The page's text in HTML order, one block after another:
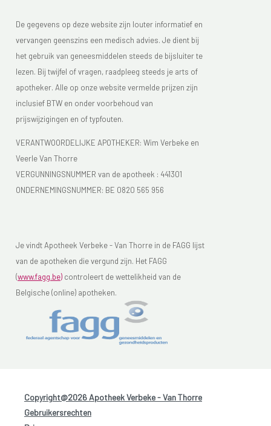
De gegevens op deze website zijn louter informatief en
vervangen geenszins een medisch advies. Je dient bij
het gebruik van geneesmiddelen steeds de bijsluiter te
lezen. Bij twijfel of vragen, raadpleeg steeds je arts of
apotheker. Alle op onze website vermelde prijzen zijn
inclusief BTW en onder voorbehoud van
prijswijzigingen en of typfouten.
VERANTWOORDELIJKE APOTHEKER: Wim Verbeke en
Veerle Van Thorre
VERGUNNINGSNUMMER van de apotheek : 441301
ONDERNEMINGSNUMMER: BE 0820 565 956
Je vindt Apotheek Verbeke - Van Thorre in de FAGG lijst
van de apotheken die vergund zijn. Het FAGG
(www.fagg.be) controleert de wettelikheid van de
Belgische (online) apotheken.
Copyright@2026 Apotheek Verbeke - Van Thorre
Gebruikersrechten